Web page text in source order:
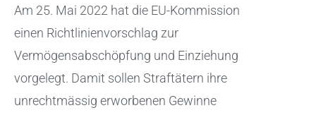
Am 25. Mai 2022 hat die EU-Kommission
einen Richtlinienvorschlag zur
Vermögensabschöpfung und Einziehung
vorgelegt. Damit sollen Straftätern ihre
unrechtmässig erworbenen Gewinne